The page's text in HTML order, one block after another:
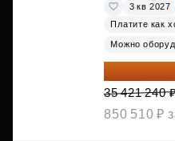
3 кв 2027
Платите как
Можно
30 108
35 421 240
850 510 ₽